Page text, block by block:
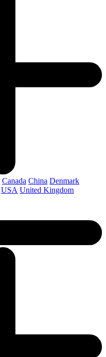
Canada China Denmark
USA United Kingdom